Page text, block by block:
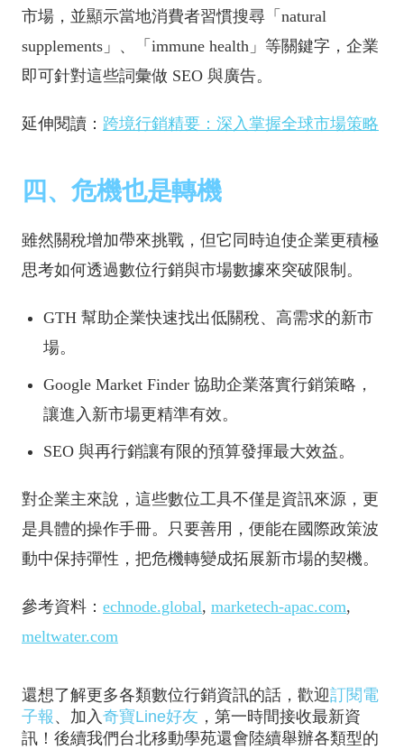
市場，並顯示當地消費者習慣搜尋「natural
supplements」、「immune health」等關鍵字，企業
即可針對這些詞彙做 SEO 與廣告。
延伸閱讀： 跨境行銷精要：深入掌握全球市場策略
四、危機也是轉機
雖然關稅增加帶來挑戰，但它同時迫使企業更積極
思考如何透過數位行銷與市場數據來突破限制。
GTH 幫助企業快速找出低關稅、高需求的新市
場。
Google Market Finder 協助企業落實行銷策略，
讓進入新市場更精準有效。
SEO 與再行銷讓有限的預算發揮最大效益。
對企業主來說，這些數位工具不僅是資訊來源，更
是具體的操作手冊。只要善用，便能在國際政策波
動中保持彈性，把危機轉變成拓展新市場的契機。
參考資料： echnode.global, marketech-apac.com,
meltwater.com
還想了解更多各類數位行銷資訊的話，歡迎訂閱電
子報 、加入奇寶Line好友 ，第一時間接收最新資
訊！後續我們台北移動學苑還會陸續舉辦各類型的